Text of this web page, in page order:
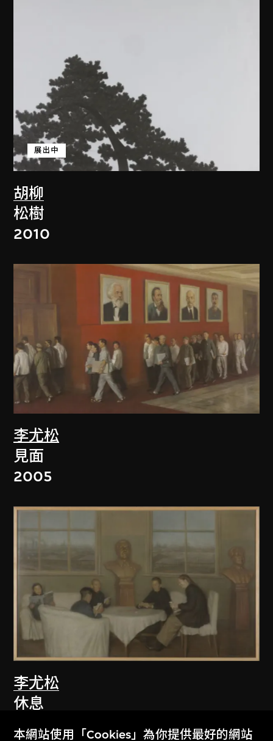
胡柳
展出中
松樹
2010
李尤松
見面
2005
李尤松
休息
2005
本網站使用「Cookies」為你提供最好的網站